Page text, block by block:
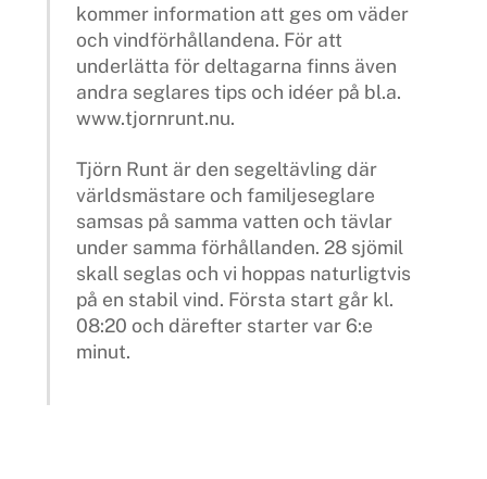
kommer information att ges om väder
och vindförhållandena. För att
underlätta för deltagarna finns även
andra seglares tips och idéer på bl.a.
www.tjornrunt.nu.
Tjörn Runt är den segeltävling där
världsmästare och familjeseglare
samsas på samma vatten och tävlar
under samma förhållanden. 28 sjömil
skall seglas och vi hoppas naturligtvis
på en stabil vind. Första start går kl.
08:20 och därefter starter var 6:e
minut.